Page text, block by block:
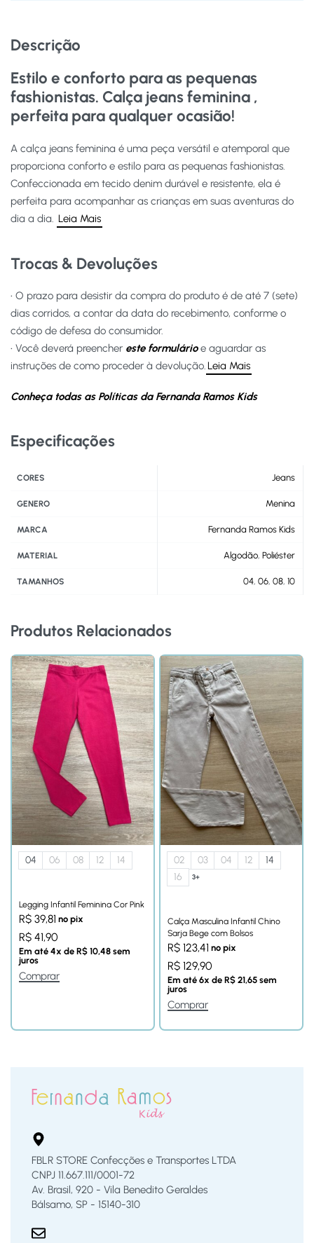
Descrição
Estilo e conforto para as pequenas
fashionistas. Calça jeans feminina ,
perfeita para qualquer ocasião!
A calça jeans feminina é uma peça versátil e atemporal que
proporciona conforto e estilo para as pequenas fashionistas.
Confeccionada em tecido denim durável e resistente, ela é
perfeita para acompanhar as crianças em suas aventuras do
dia a dia. Leia Mais
Trocas & Devoluções
• O prazo para desistir da compra do produto é de até 7 (sete)
dias corridos, a contar da data do recebimento, conforme o
código de defesa do consumidor.
• Você deverá preencher este formulárioe aguardar as
instruções de como proceder à devolução.Leia Mais
Conheça todas as Políticas da Fernanda Ramos Kids
Especificações
CORES Jeans
GENERO Menina
MARCA Fernanda Ramos Kids
MATERIAL Algodão, Poliéster
TAMANHOS 04, 06, 08, 10
Produtos Relacionados
04 06 08 12 14
Legging Infantil Feminina Cor Pink
R$ 39,81 no pix
R$ 41,90
Em até 4x de R$ 10,48 sem
juros
Comprar
02 03 04 12
14
16
3+
Calça Masculina Infantil Chino
Sarja Bege com Bolsos
R$ 123,41 no pix
R$ 129,90
Em até 6x de R$ 21,65 sem
juros
Comprar
FBLR STORE Confecções e Transportes LTDA
CNPJ 11.667.111/0001-72
Av. Brasil, 920 - Vila Benedito Geraldes
Bálsamo, SP - 15140-310